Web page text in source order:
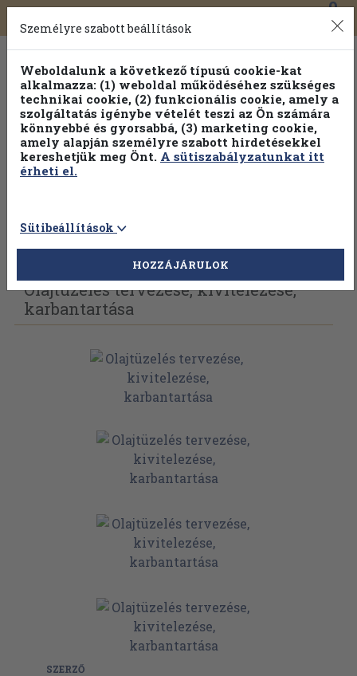
Toggle
navigation
0
Vissza az előző oldalra Válasszon példányt
Olajtüzelés tervezése, kivitelezése,
karbantartása
SZERZŐ
Személyre szabott beállítások
Weboldalunk a következő típusú cookie-kat
alkalmazza: (1) weboldal működéséhez szükséges
technikai cookie, (2) funkcionális cookie, amely a
szolgáltatás igénybe vételét teszi az Ön számára
könnyebbé és gyorsabbá, (3) marketing cookie,
amely alapján személyre szabott hirdetésekkel
kereshetjük meg Önt. A sütiszabályzatunkat itt
érheti el.
Sütibeállítások
HOZZÁJÁRULOK